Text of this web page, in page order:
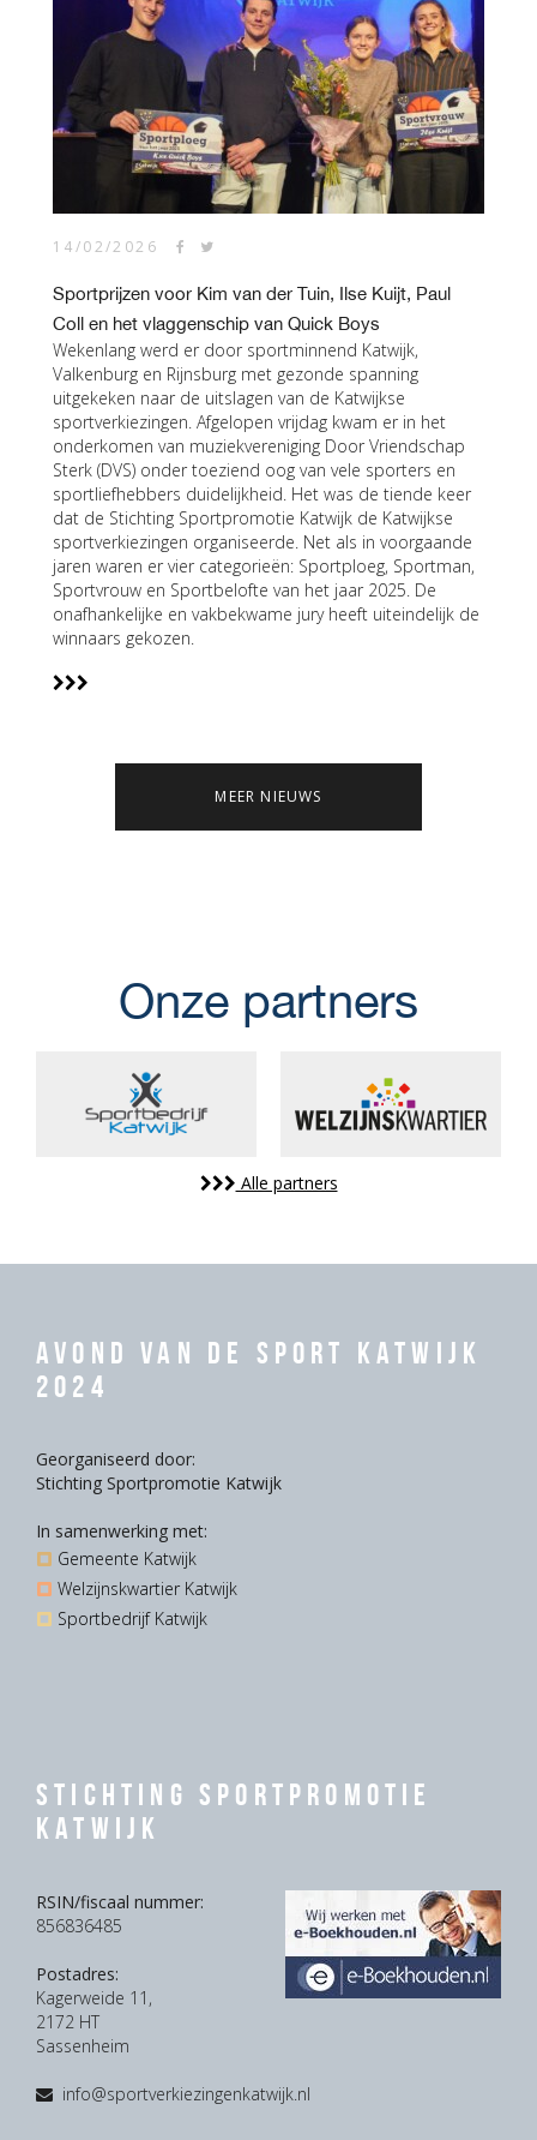
14/02/2026
Sportprijzen voor Kim van der Tuin, Ilse Kuijt, Paul
Coll en het vlaggenschip van Quick Boys
Wekenlang werd er door sportminnend Katwijk,
Valkenburg en Rijnsburg met gezonde spanning
uitgekeken naar de uitslagen van de Katwijkse
sportverkiezingen. Afgelopen vrijdag kwam er in het
onderkomen van muziekvereniging Door Vriendschap
Sterk (DVS) onder toeziend oog van vele sporters en
sportliefhebbers duidelijkheid. Het was de tiende keer
dat de Stichting Sportpromotie Katwijk de Katwijkse
sportverkiezingen organiseerde. Net als in voorgaande
jaren waren er vier categorieën: Sportploeg, Sportman,
Sportvrouw en Sportbelofte van het jaar 2025. De
onafhankelijke en vakbekwame jury heeft uiteindelijk de
winnaars gekozen.
MEER NIEUWS
Onze partners
Alle partners
Avond van de Sport Katwijk
2024
Georganiseerd door:
Stichting Sportpromotie Katwijk
In samenwerking met:
Gemeente Katwijk
Welzijnskwartier Katwijk
Sportbedrijf Katwijk
Stichting Sportpromotie
Katwijk
RSIN/fiscaal nummer:
856836485
Postadres:
Kagerweide 11,
2172 HT
Sassenheim
info@sportverkiezingenkatwijk.nl